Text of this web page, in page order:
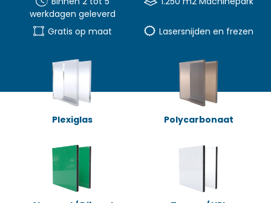
Accessoires
werkdagen geleverd
Gratis op maat Lasersnijden en frezen
Plexiglas Polycarbonaat